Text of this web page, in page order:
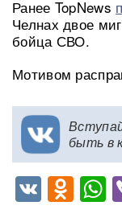
Ранее TopNews
Челнах двое
бойца СВО.
Мотивом
быть в
VK